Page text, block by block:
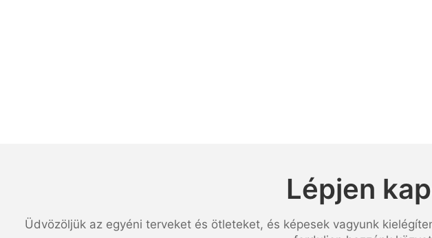
Lépjen
Üdvözöljük az egyéni terveket és ötleteket, és képesek vagyunk